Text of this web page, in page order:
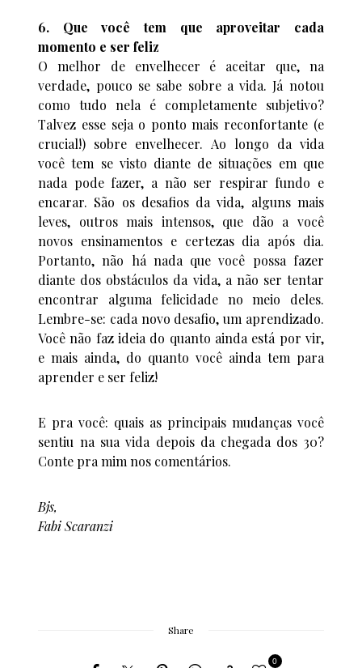
6. Que você tem que aproveitar cada
momento e ser feliz
O melhor de envelhecer é aceitar que, na
verdade, pouco se sabe sobre a vida. Já notou
como tudo nela é completamente subjetivo?
Talvez esse seja o ponto mais reconfortante (e
crucial!) sobre envelhecer. Ao longo da vida
você tem se visto diante de situações em que
nada pode fazer, a não ser respirar fundo e
encarar. São os desafios da vida, alguns mais
leves, outros mais intensos, que dão a você
novos ensinamentos e certezas dia após dia.
Portanto, não há nada que você possa fazer
diante dos obstáculos da vida, a não ser tentar
encontrar alguma felicidade no meio deles.
Lembre-se: cada novo desafio, um aprendizado.
Você não faz ideia do quanto ainda está por vir,
e mais ainda, do quanto você ainda tem para
aprender e ser feliz!
E pra você: quais as principais mudanças você
sentiu na sua vida depois da chegada dos 30?
Conte pra mim nos comentários.
Bjs,
Fabi Scaranzi
Share
0